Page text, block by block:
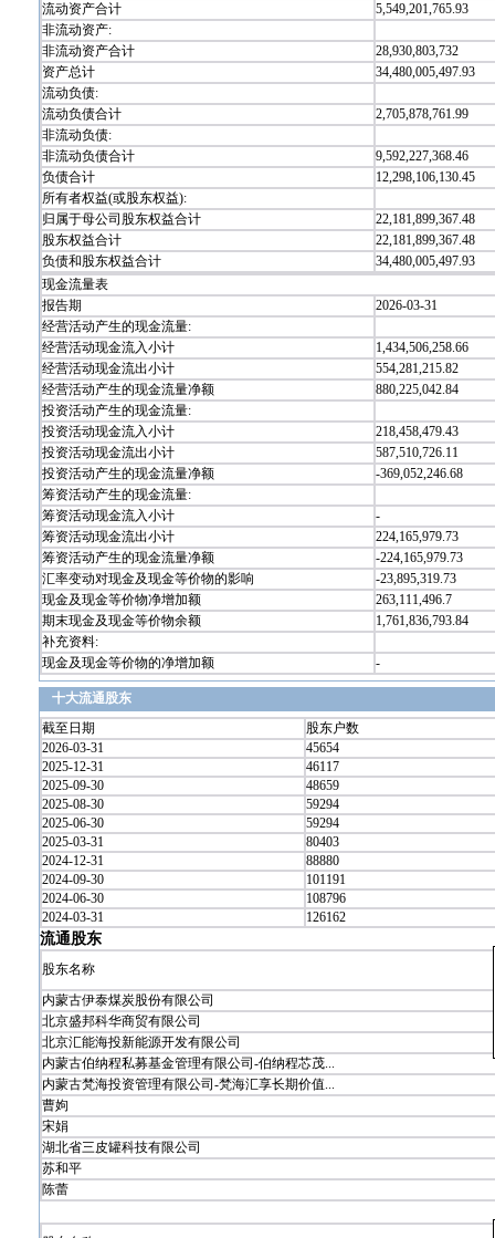
流动资产合计
5,549,201,765.93
非流动资产:
非流动资产合计
28,930,803,732
资产总计
34,480,005,497.93
流动负债:
流动负债合计
2,705,878,761.99
非流动负债:
非流动负债合计
9,592,227,368.46
负债合计
12,298,106,130.45
所有者权益(或股东权益):
归属于母公司股东权益合计
22,181,899,367.48
股东权益合计
22,181,899,367.48
负债和股东权益合计
34,480,005,497.93
现金流量表
报告期
2026-03-31
经营活动产生的现金流量:
经营活动现金流入小计
1,434,506,258.66
经营活动现金流出小计
554,281,215.82
经营活动产生的现金流量净额
880,225,042.84
投资活动产生的现金流量:
投资活动现金流入小计
218,458,479.43
投资活动现金流出小计
587,510,726.11
投资活动产生的现金流量净额
-369,052,246.68
筹资活动产生的现金流量:
筹资活动现金流入小计
-
筹资活动现金流出小计
224,165,979.73
筹资活动产生的现金流量净额
-224,165,979.73
汇率变动对现金及现金等价物的影响
-23,895,319.73
现金及现金等价物净增加额
263,111,496.7
期末现金及现金等价物余额
1,761,836,793.84
补充资料:
现金及现金等价物的净增加额
-
十大流通股东
截至日期
股东户数
2026-03-31
45654
2025-12-31
46117
2025-09-30
48659
2025-08-30
59294
2025-06-30
59294
2025-03-31
80403
2024-12-31
88880
2024-09-30
101191
2024-06-30
108796
2024-03-31
126162
流通股东
股东名称
内蒙古伊泰煤炭股份有限公司
北京盛邦科华商贸有限公司
北京汇能海投新能源开发有限公司
内蒙古伯纳程私募基金管理有限公司-伯纳程芯茂...
内蒙古梵海投资管理有限公司-梵海汇享长期价值...
曹姁
宋娟
湖北省三皮罐科技有限公司
苏和平
陈蕾